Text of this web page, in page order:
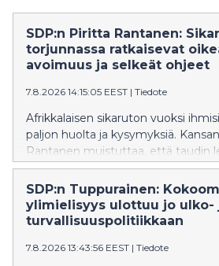
SDP:n Piritta Rantanen:
torjunnassa ratkaisevat
avoimuus ja selkeät ohjeet
7.8.2026 14:15:05 EEST | Tiedote
Afrikkalaisen sikaruton vuoksi
paljon huolta ja kysymyksiä.
Rantanen muistuttaa, että taudin
estäminen onnistuu vain, jos
oikeaa ja ajantasaista tietoa sekä
toimintaohjeet.
SDP:n Tuppurainen:
ylimielisyys ulottuu jo ulko-
turvallisuuspolitiikkaan
7.8.2026 13:43:56 EEST | Tiedote